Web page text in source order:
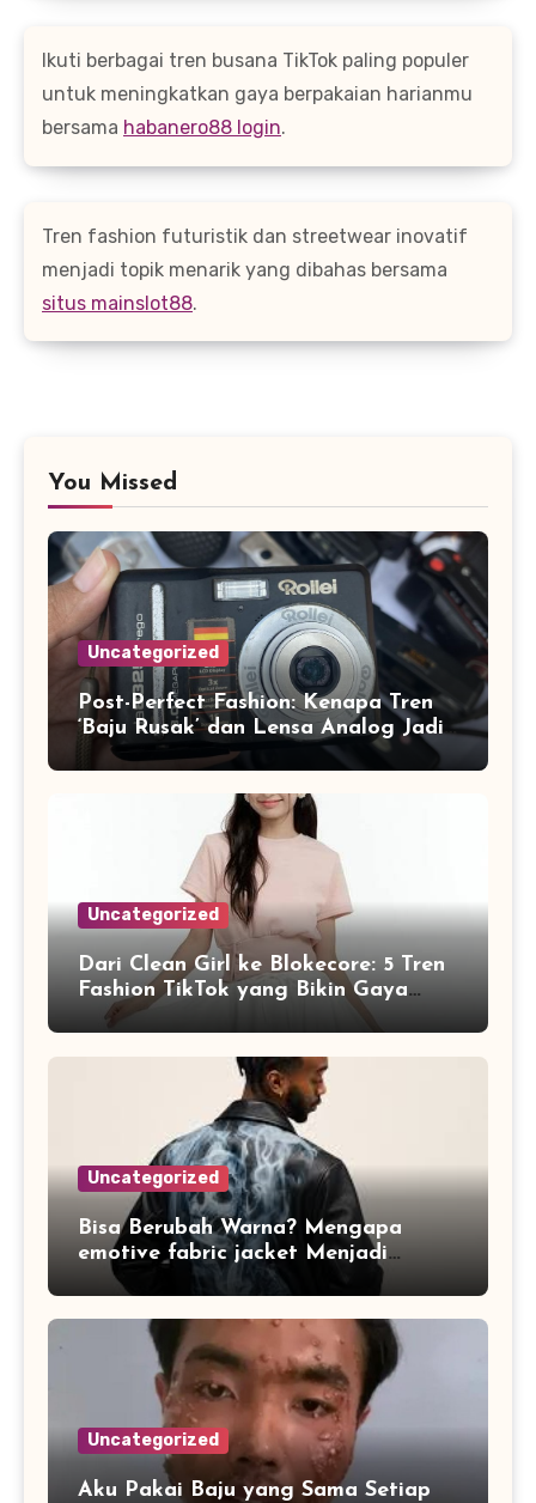
Ikuti berbagai tren busana TikTok paling populer
untuk meningkatkan gaya berpakaian harianmu
bersama habanero88 login.
Tren fashion futuristik dan streetwear inovatif
menjadi topik menarik yang dibahas bersama
situs mainslot88.
You Missed
Uncategorized
Post-Perfect Fashion: Kenapa Tren
‘Baju Rusak’ dan Lensa Analog Jadi
Identitas Baru Gen Z di 2026
Uncategorized
Dari Clean Girl ke Blokecore: 5 Tren
Fashion TikTok yang Bikin Gaya
Kamu Naik Level di 2026
Uncategorized
Bisa Berubah Warna? Mengapa
emotive fabric jacket Menjadi
Streetwear Paling Ikonik di Jakarta
Sepanjang April 2026
Uncategorized
Aku Pakai Baju yang Sama Setiap